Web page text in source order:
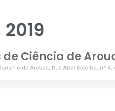
Ciência de
de Arouca, Rua Abel Botelho, nº 4,